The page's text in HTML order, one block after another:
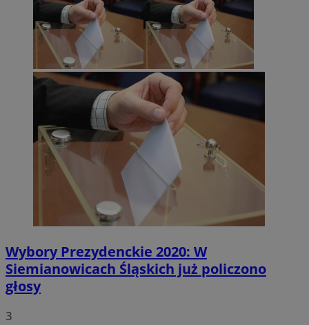
Wybory Prezydenckie 2020: W
Siemianowicach Śląskich już policzono
głosy
3